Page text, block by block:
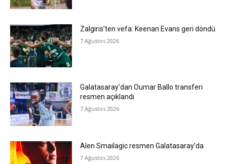
Zalgiris’ten vefa: Keenan Evans geri döndü
7 Ağustos 2026
Galatasaray’dan Oumar Ballo transferi
resmen açıklandı
7 Ağustos 2026
Alen Smailagic resmen Galatasaray’da
7 Ağustos 2026